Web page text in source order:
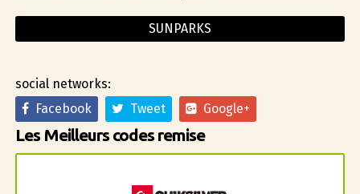
SUNPARKS
social networks:
Facebook
Tweet Google+
Les Meilleurs codes remise